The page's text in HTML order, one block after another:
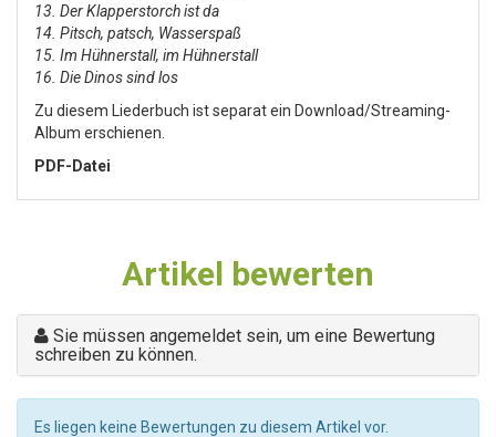
13. Der Klapperstorch ist da
14. Pitsch, patsch, Wasserspaß
15. Im Hühnerstall, im Hühnerstall
16. Die Dinos sind los
Zu diesem Liederbuch ist separat ein Download/Streaming-
Album erschienen.
PDF-Datei
Artikel bewerten
Sie müssen angemeldet sein, um eine Bewertung
schreiben zu können.
Es liegen keine Bewertungen zu diesem Artikel vor.